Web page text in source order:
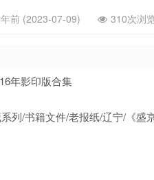
前 (2023-07-09) 310次浏
年影印版合集
列/书籍文件/老报纸/辽宁/《盛